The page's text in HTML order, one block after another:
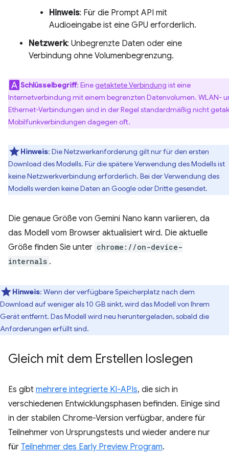
Hinweis: Für die Prompt API mit
Audioeingabe ist eine GPU erforderlich.
Netzwerk: Unbegrenzte Daten oder eine
Verbindung ohne Volumenbegrenzung.
Schlüsselbegriff: Einegetaktete Verbindung ist eine
Internetverbindung mit einem begrenzten Datenvolumen. WLAN-
Ethernet-Verbindungen sind in der Regel standardmäßig nicht
Mobilfunkverbindungen dagegen oft.
Hinweis: Die Netzwerkanforderung gilt nur für den ersten
Download des Modells. Für die spätere Verwendung des Modells ist
keine Netzwerkverbindung erforderlich. Bei der Verwendung des
Modells werden keine Daten an Google oder Dritte gesendet.
Die genaue Größe von Gemini Nano kann variieren, da
das Modell vom Browser aktualisiert wird. Die aktuelle
Größe finden Sie unter chrome://on-device-
internals .
Hinweis: Wenn der verfügbare Speicherplatz nach dem
Download auf weniger als 10 GB sinkt, wird das Modell von Ihrem
Gerät entfernt. Das Modell wird neu heruntergeladen, sobald die
Anforderungen erfüllt sind.
Gleich mit dem Erstellen loslegen
Es gibt mehrere integrierte KI-APIs, die sich in
verschiedenen Entwicklungsphasen befinden. Einige sind
in der stabilen Chrome-Version verfügbar, andere für
Teilnehmer von Ursprungstests und wieder andere nur
für Teilnehmer des Early Preview Program.